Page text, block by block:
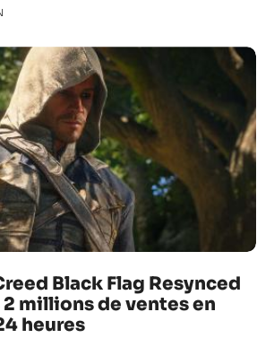
Black Flag Resynced
millions de ventes en
heures